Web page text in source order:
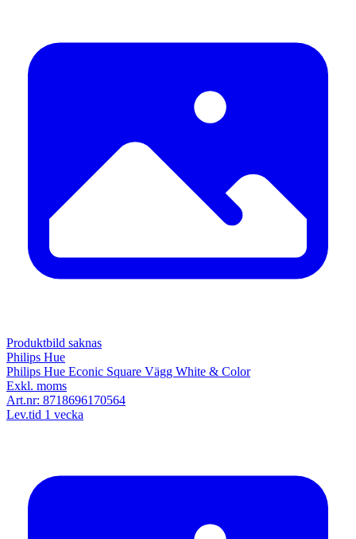
Produktbild saknas
Philips Hue
Philips Hue Econic Square Vägg White & Color
Exkl. moms
Art.nr: 8718696170564
Lev.tid 1 vecka